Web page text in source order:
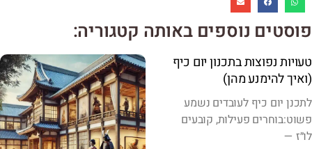
פוסטים נוספים באותה קטגוריה:
טעויות נפוצות בתכנון יום כיף
(ואיך להימנע מהן)
לתכנן יום כיף לעובדים נשמע
פשוט:בוחרים פעילות, קובעים
לו״ז —